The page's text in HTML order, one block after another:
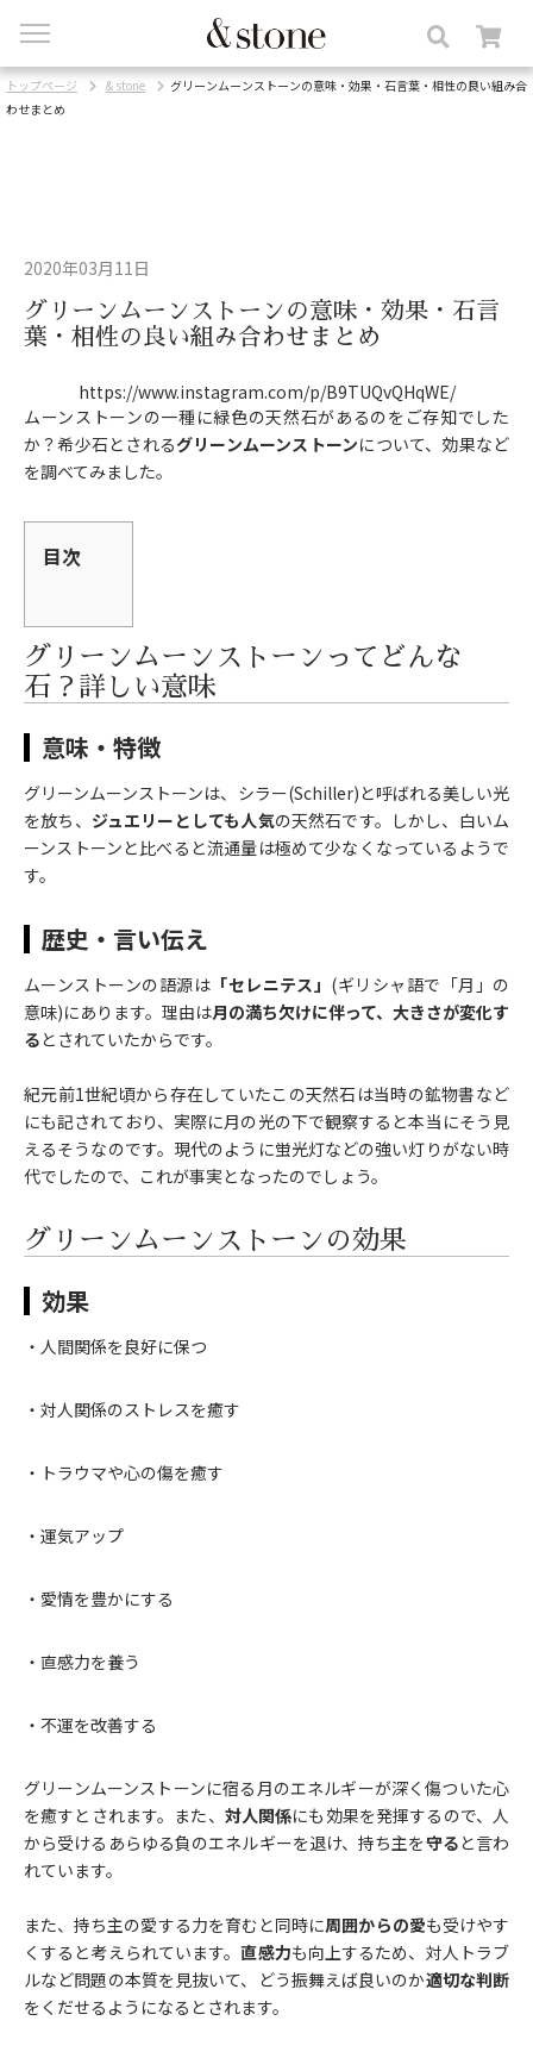
toggle
トップページ & stone
グリーンムーンストーンの意味・効果・石言葉・相性の良い組み合
わせまとめ
2020年03月11日
グリーンムーンストーンの意味・効果・石言
葉・相性の良い組み合わせまとめ
https://www.instagram.com/p/B9TUQvQHqWE/
ムーンストーンの一種に緑色の天然石があるのをご存知でした
か？希少石とされるグリーンムーンストーンについて、効果など
を調べてみました。
目次
グリーンムーンストーンってどんな
石？詳しい意味
意味・特徴
グリーンムーンストーンは、シラー(Schiller)と呼ばれる美しい光
を放ち、 ジュエリーとしても人気の天然石です。しかし、白いム
ーンストーンと比べると流通量は極めて少なくなっているようで
す。
歴史・言い伝え
ムーンストーンの語源は 「セレニテス」 (ギリシャ語で「月」の
意味)にあります。理由は月の満ち欠けに伴って、大きさが変化す
るとされていたからです。
紀元前1世紀頃から存在していたこの天然石は当時の鉱物書など
にも記されており、実際に月の光の下で観察すると本当にそう見
えるそうなのです。現代のように蛍光灯などの強い灯りがない時
代でしたので、これが事実となったのでしょう。
グリーンムーンストーンの効果
効果
・人間関係を良好に保つ
・対人関係のストレスを癒す
・トラウマや心の傷を癒す
・運気アップ
・愛情を豊かにする
・直感力を養う
・不運を改善する
グリーンムーンストーンに宿る月のエネルギーが深く傷ついた心
を癒すとされます。また、 対人関係にも効果を発揮するので、人
から受けるあらゆる負のエネルギーを退け、持ち主を守ると言わ
れています。
また、持ち主の愛する力を育むと同時に周囲からの愛も受けやす
くすると考えられています。直感力も向上するため、対人トラブ
ルなど問題の本質を見抜いて、どう振舞えば良いのか適切な判断
をくだせるようになるとされます。